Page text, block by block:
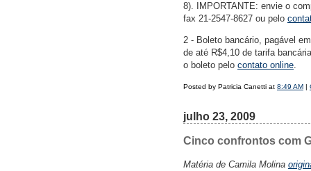
8). IMPORTANTE: envie o
fax 21-2547-8627 ou pelo
2 - Boleto bancário, pagável
de até R$4,10 de tarifa
o boleto pelo contato online.
Posted by Patricia Canetti at 8:49 AM |
julho 23, 2009
Cinco confrontos com
Matéria de Camila Molina